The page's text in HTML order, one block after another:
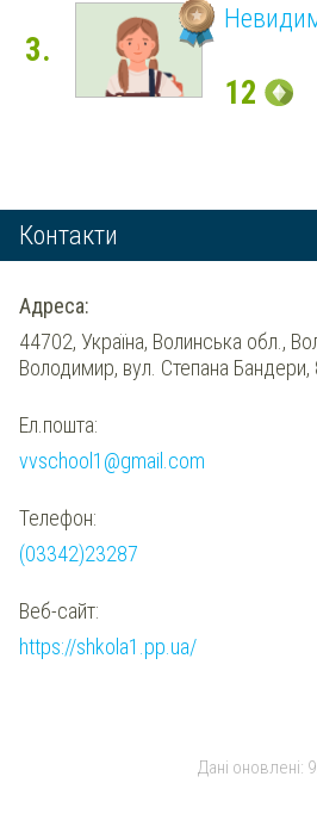
3.
12
Контакти
Адреса:
44702, Україна, Волинська обл.,
Володимир, вул. Степана Бандери,
Ел.пошта:
vvschool1@gmail.com
Телефон:
(03342)23287
Веб-сайт:
https://shkola1.pp.ua/
Дані оновлені: